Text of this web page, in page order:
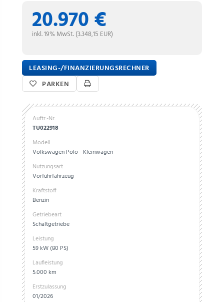
20.970 €
inkl. 19% MwSt. (3.348,15 EUR)
LEASING-/FINANZIERUNGSRECHNER
PARKEN
Auftr.-Nr.
TU022918
Modell
Volkswagen Polo - Kleinwagen
Nutzungsart
Vorführfahrzeug
Kraftstoff
Benzin
Getriebeart
Schaltgetriebe
Leistung
59 kW (80 PS)
Laufleistung
5.000 km
Erstzulassung
01/2026